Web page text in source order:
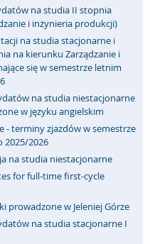
na studia II stopnia
i inżynieria produkcji)
na studia stacjonarne i
na kierunku Zarządzanie i
się w semestrze letnim
na studia niestacjonarne
w języku angielskim
- terminy zjazdów w semestrze
2025/2026
na studia niestacjonarne
for full-time first-cycle
prowadzone w Jeleniej Górze
na studia stacjonarne I